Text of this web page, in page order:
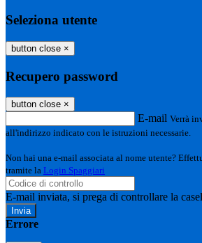
Seleziona utente
button close ×
Recupero password
button close ×
E-mail Verrà
all'indirizzo indicato con le istruzioni necessarie.
Non hai una e-mail associata al nome utente?
tramite la Login Spaggiari
E-mail inviata, si prega di controllare la
Errore